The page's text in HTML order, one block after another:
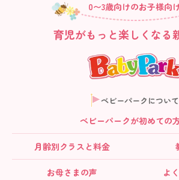
0〜3歳向けのお子様向
育児がもっと楽しくなる
ベビーパークについて
ベビーパークが初めての
月齢別クラス と料金
お母さまの声 よ